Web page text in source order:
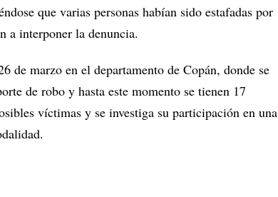
que varias personas habían sido estafadas por
a interponer la denuncia.
de marzo en el departamento de Copán, donde se
de robo y hasta este momento se tienen 17
víctimas y se investiga su participación en una